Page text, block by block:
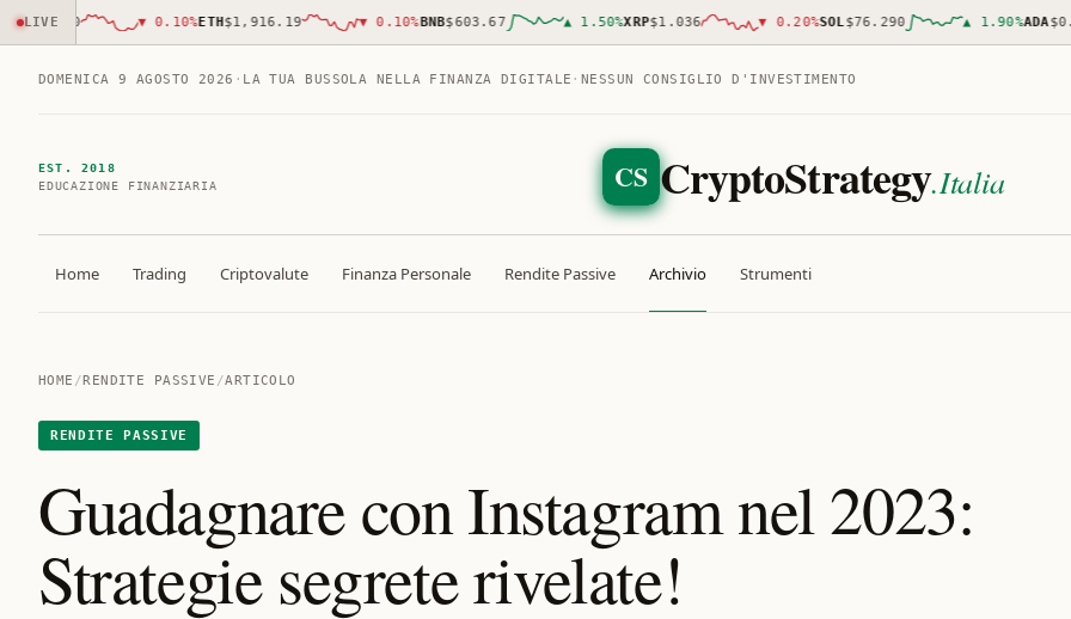
LIVE ▼ 0.10% ETH$1,916.19 ▼ 0.10% BNB$603.67 ▲ 1.50%XRP$1.036 ▼ 0.20% SOL$76.290 ▲ 1.90%ADA
DOMENICA 9 AGOSTO 2026 · LA TUA BUSSOLA NELLA FINANZA DIGITALE · NESSUN CONSIGLIO D'INVESTIMENTO
EST. 2018
EDUCAZIONE FINANZIARIA
CS CryptoStrategy.Italia
Home Trading Criptovalute Finanza Personale Rendite Passive Archivio Strumenti
HOME /RENDITE PASSIVE /ARTICOLO
RENDITE PASSIVE
Guadagnare con Instagram nel 2023:
Strategie segrete rivelate!